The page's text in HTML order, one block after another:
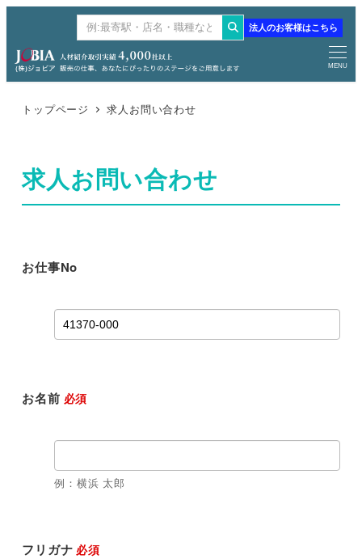
ン
コ
検
法人のお客様はこちら
MENU
トップページ 求人お問い合わせ
求人お問い合わせ
お仕事No
お名前 必須
例：横浜 太郎
フリガナ 必須